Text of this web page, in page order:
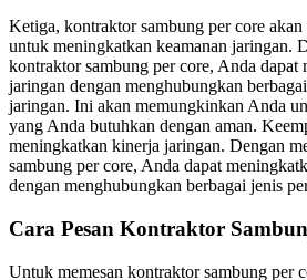
Ketiga, kontraktor sambung per core
untuk meningkatkan keamanan jaringan.
kontraktor sambung per core, Anda dapat
jaringan dengan menghubungkan
jaringan. Ini akan memungkinkan Anda
yang Anda butuhkan dengan aman.
meningkatkan kinerja jaringan. Dengan
sambung per core, Anda dapat
dengan menghubungkan berbagai jenis
Cara Pesan Kontraktor
Untuk memesan kontraktor sambung per